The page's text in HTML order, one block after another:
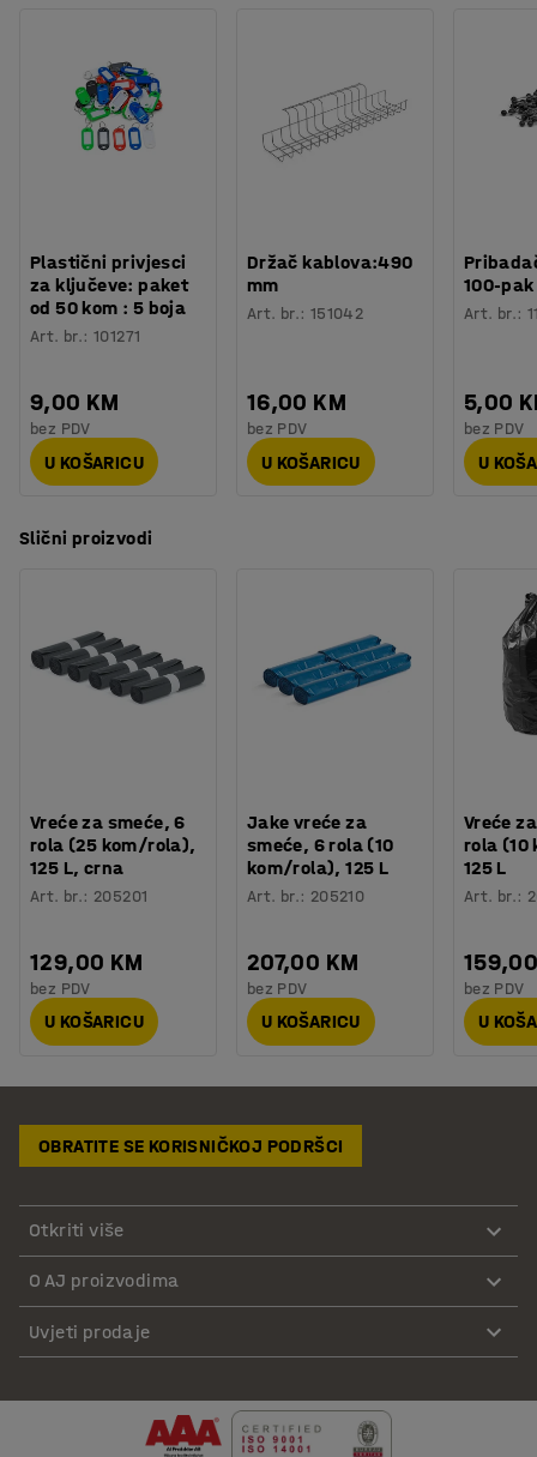
Broj / kotrljati se
Težina: 11,1 kg
Plastični privjesci
za ključeve: paket
od 50 kom : 5 boja
Art. br.:101271
9,00 KM
bez PDV
U KOŠARICU
Držač kablova:490
mm
Art. br.: 151042
16,00 KM
bez PDV
U KOŠARICU
100-pak
Art. br.:
5,00
bez PDV
U
Slični proizvodi
Vreće za smeće, 6
rola (25 kom/rola),
125 L, crna
Art. br.: 205201
129,00 KM
bez PDV
U KOŠARICU
Jake vreće za
smeće, 6 rola (10
kom/rola), 125 L
Art. br.: 205210
207,00 KM
bez PDV
U KOŠARICU
Vreće
rola
125 L
Art. br.:
bez PDV
U
OBRATITE SE KORISNIČKOJ PODRŠCI
Otkriti više
O AJ proizvodima
Uvjeti prodaje